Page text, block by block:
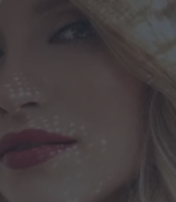
e gestire, senza trasformare la pelle in
Se ti piace esplorare la skincare
anche su Little Wonderland, ma la
ama la fretta. Ama i gesti piccoli,
più efficace. Articolo con contenuto